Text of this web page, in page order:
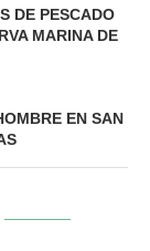
DE PESCADO
MARINA DE
EN SAN